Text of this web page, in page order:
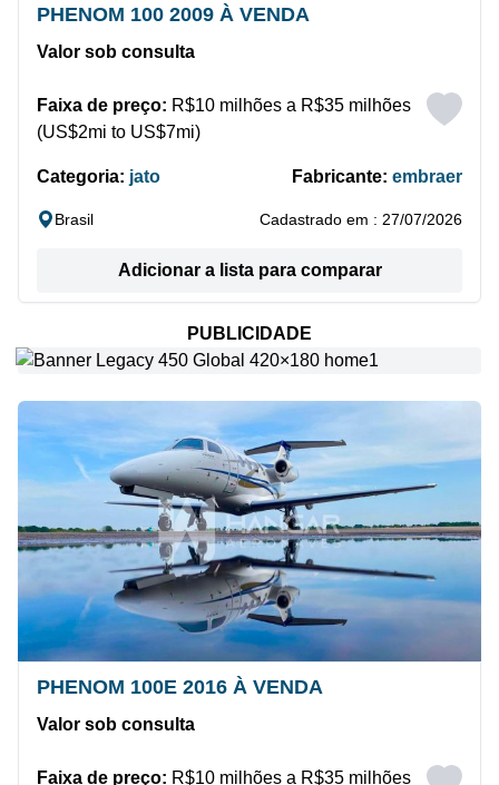
PHENOM 100 2009 À VENDA
Valor sob consulta
Faixa de preço: R$10 milhões a R$35 milhões
(US$2mi to US$7mi)
Categoria: jato Fabricante: embraer
Brasil Cadastrado em : 27/07/2026
Adicionar a lista para comparar
PUBLICIDADE
PHENOM 100E 2016 À VENDA
Valor sob consulta
Faixa de preço: R$10 milhões a R$35 milhões